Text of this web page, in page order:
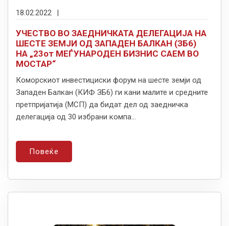
18.02.2022 |
УЧЕСТВО ВО ЗАЕДНИЧКАТА ДЕЛЕГАЦИЈА НА
ШЕСТЕ ЗЕМЈИ ОД ЗАПАДЕН БАЛКАН (ЗБ6)
НА „23от МЕЃУНАРОДЕН БИЗНИС САЕМ ВО
МОСТАР“
Коморскиот инвестициски форум на шесте земји од
Западен Балкан (КИФ ЗБ6) ги кани малите и средните
претпријатија (МСП) да бидат дел од заедничка
делегација од 30 избрани компа...
Повеќе